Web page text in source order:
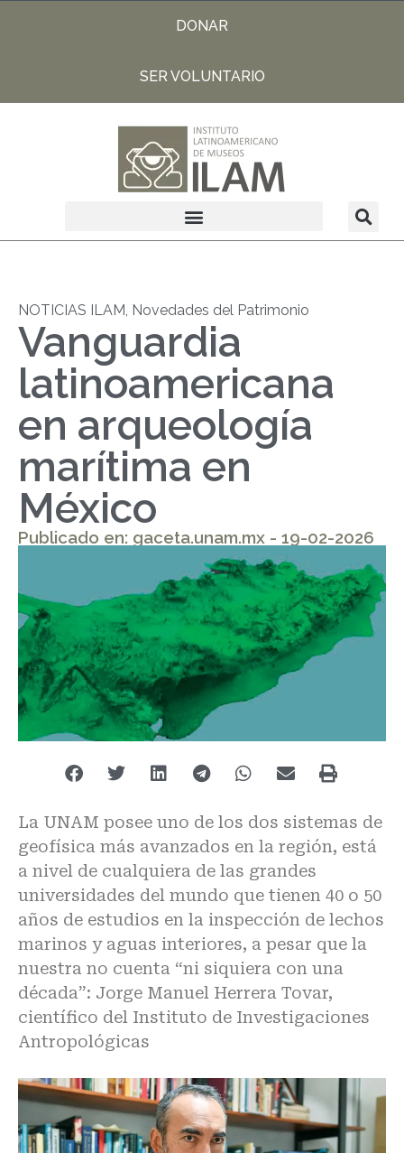
DONAR
SER VOLUNTARIO
NOTICIAS ILAM, Novedades del Patrimonio
Vanguardia
latinoamericana
en arqueología
marítima en
México
Publicado en: gaceta.unam.mx - 19-02-2026
La UNAM posee uno de los dos sistemas de
geofísica más avanzados en la región, está
a nivel de cualquiera de las grandes
universidades del mundo que tienen 40 o 50
años de estudios en la inspección de lechos
marinos y aguas interiores, a pesar que la
nuestra no cuenta “ni siquiera con una
década”: Jorge Manuel Herrera Tovar,
científico del Instituto de Investigaciones
Antropológicas